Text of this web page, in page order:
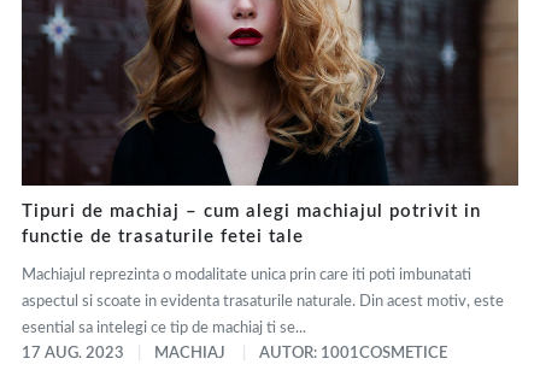
Tipuri de machiaj – cum alegi machiajul potrivit in
functie de trasaturile fetei tale
Machiajul reprezinta o modalitate unica prin care iti poti imbunatati
aspectul si scoate in evidenta trasaturile naturale. Din acest motiv, este
esential sa intelegi ce tip de machiaj ti se...
17 AUG. 2023
MACHIAJ AUTOR: 1001COSMETICE